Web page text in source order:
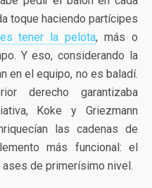
toque haciendo partícipes
tener la pelota, más o
Y eso, considerando la
en el equipo, no es baladí.
derecho garantizaba
Koke y Griezmann
las cadenas de
más funcional: el
de primerísimo nivel.